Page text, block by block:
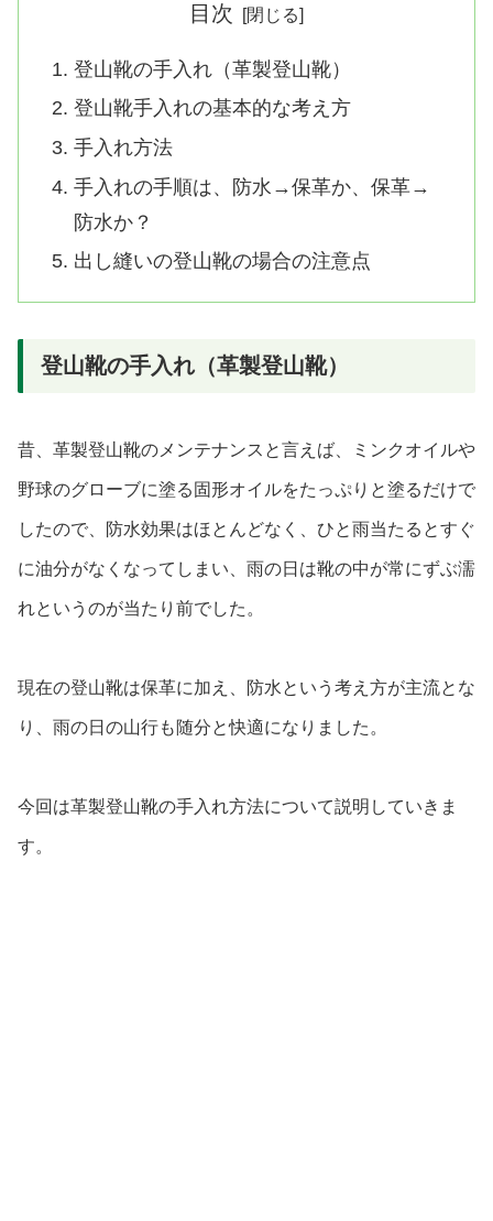
目次
登山靴の手入れ（革製登山靴）
登山靴手入れの基本的な考え方
手入れ方法
手入れの手順は、防水→保革か、保革→
防水か？
出し縫いの登山靴の場合の注意点
登山靴の手入れ（革製登山靴）
昔、革製登山靴のメンテナンスと言えば、ミンクオイルや
野球のグローブに塗る固形オイルをたっぷりと塗るだけで
したので 、防水効果はほとんどなく、ひと雨当たるとすぐ
に油分がなくなってしまい、雨の日は靴の中が常にずぶ濡
れというのが当たり前でした。
現在の登山靴は保革に加え、防水という考え方が主流とな
り、雨の日の山行も随分と快適になりました。
今回は革製登山靴の手入れ方法について説明していきま
す。